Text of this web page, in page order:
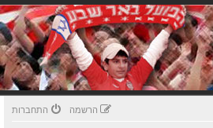
התחברות הרשמה